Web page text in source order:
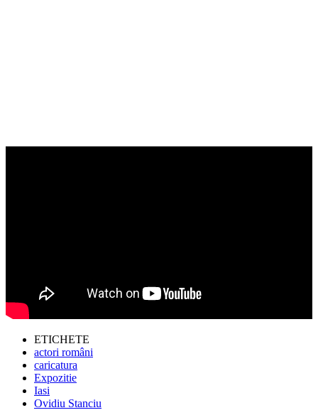
ETICHETE
actori români
caricatura
Expozitie
Iasi
Ovidiu Stanciu